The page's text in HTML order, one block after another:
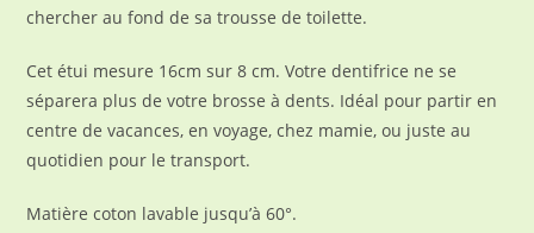
chercher au fond de sa trousse de toilette.
Cet étui mesure 16cm sur 8 cm. Votre dentifrice ne se
séparera plus de votre brosse à dents. Idéal pour partir en
centre de vacances, en voyage, chez mamie, ou juste au
quotidien pour le transport.
Matière coton lavable jusqu’à 60°.